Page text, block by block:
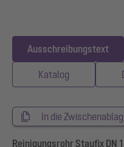
Ausschreibungstext
Katalog
In die
Reinigungsrohr Staufix DN